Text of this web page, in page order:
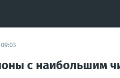
с наибольшим